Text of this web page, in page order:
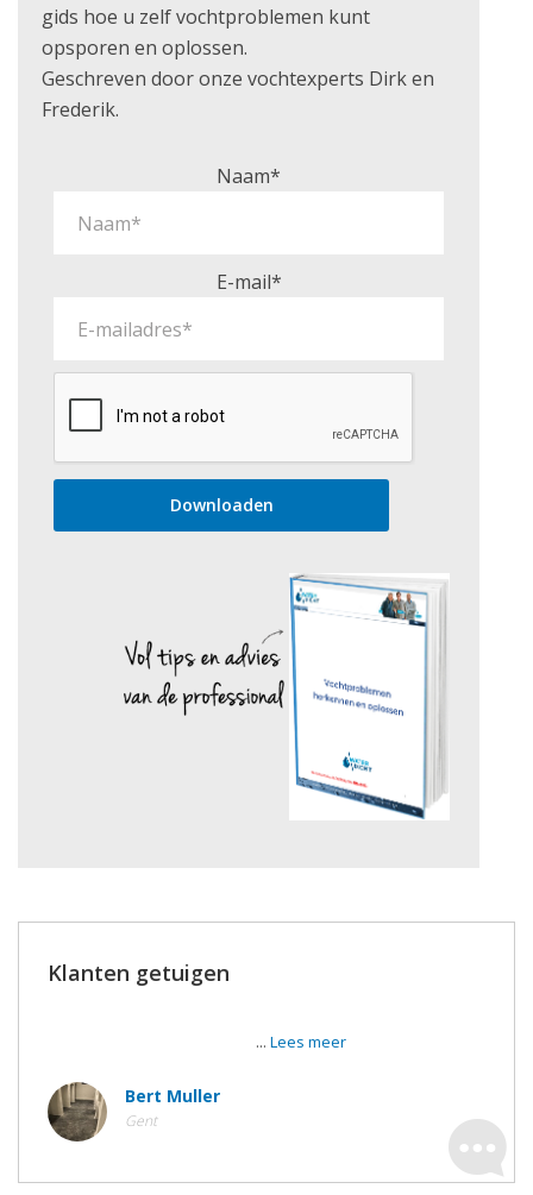
gids hoe u zelf vochtproblemen kunt
opsporen en oplossen.
Geschreven door onze vochtexperts Dirk en
Frederik.
Naam*
E-mail*
Klanten getuigen
... Lees meer
Bert Muller
Gent